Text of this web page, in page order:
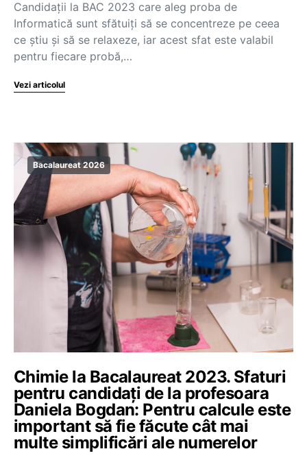
Candidații la BAC 2023 care aleg proba de
Informatică sunt sfătuiți să se concentreze pe ceea
ce știu și să se relaxeze, iar acest sfat este valabil
pentru fiecare probă,…
Vezi articolul
Bacalaureat 2026
Chimie la Bacalaureat 2023. Sfaturi
pentru candidați de la profesoara
Daniela Bogdan: Pentru calcule este
important să fie făcute cât mai
multe simplificări ale numerelor